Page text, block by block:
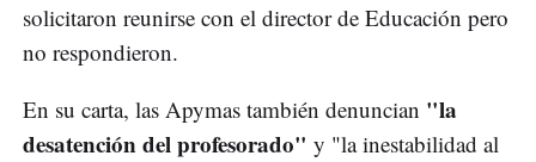
solicitaron reunirse con el director de Educación pero
no respondieron.
En su carta, las Apymas también denuncian "la
desatención del profesorado" y "la inestabilidad al